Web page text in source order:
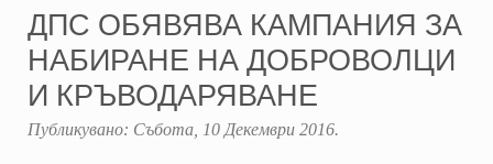
ДПС ОБЯВЯВА КАМПАНИЯ ЗА
НАБИРАНЕ НА ДОБРОВОЛЦИ
И КРЪВОДАРЯВАНЕ
Публикувано: Събота, 10 Декември 2016.